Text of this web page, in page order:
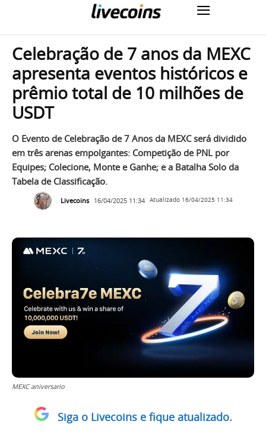
Celebração de 7 anos da MEXC
apresenta eventos históricos e
prêmio total de 10 milhões de
USDT
O Evento de Celebração de 7 Anos da MEXC será dividido
em três arenas empolgantes: Competição de PNL por
Equipes; Colecione, Monte e Ganhe; e a Batalha Solo da
Tabela de Classificação.
Livecoins 16/04/2025 11:34 Atualizado 16/04/2025 11:34
MEXC aniversario
Siga o Livecoins e fique atualizado.